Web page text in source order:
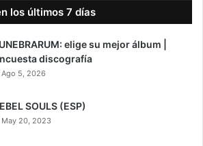
los últimos 7 días
elige su mejor álbum |
discografía
Ago 5, 2026
SOULS (ESP)
May 20, 2023